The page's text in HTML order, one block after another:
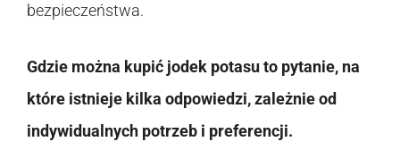
bezpieczeństwa.
Gdzie można kupić jodek potasu to pytanie, na
które istnieje kilka odpowiedzi, zależnie od
indywidualnych potrzeb i preferencji.